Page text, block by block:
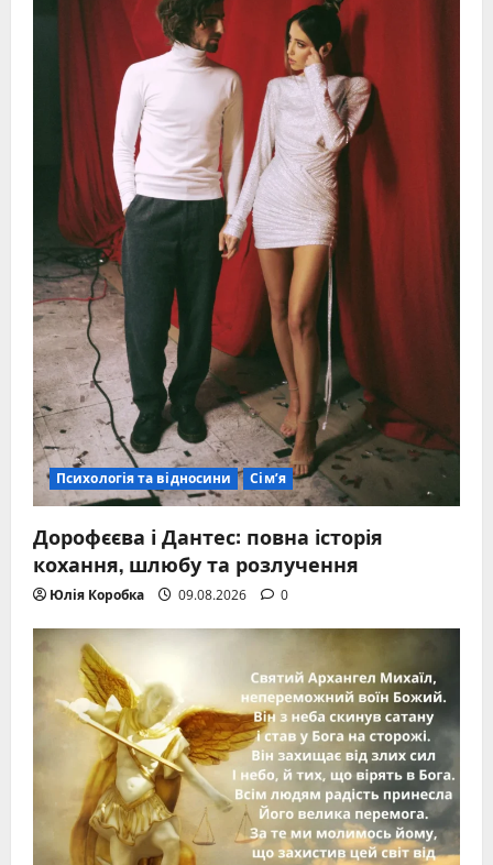
Психологія та відносини Сім’я
Дорофєєва і Дантес: повна історія
кохання, шлюбу та розлучення
Юлія Коробка 09.08.2026 0